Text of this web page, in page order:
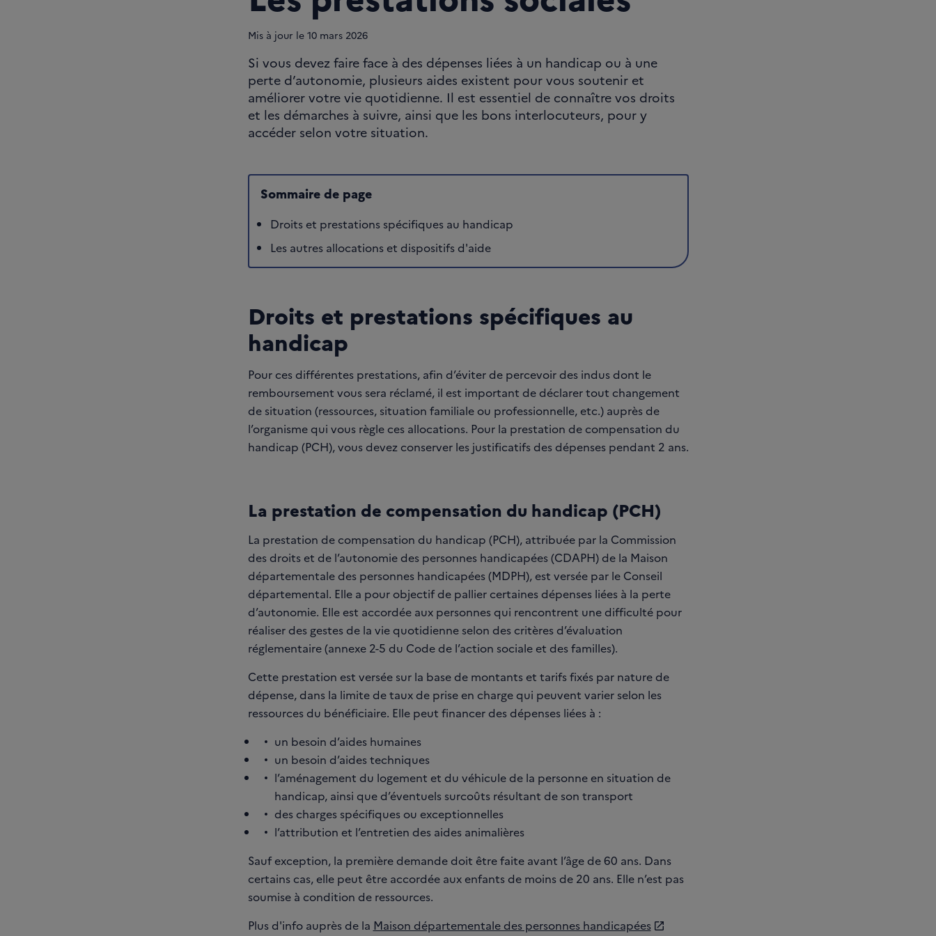
Mis à jour le 10mars 2026
Si vous devez faire face à des dépenses liées à un handicap ou à une
perte d’autonomie, plusieurs aides existent pour vous soutenir et
améliorer votre vie quotidienne. Il est essentiel de connaître vos droits
et les démarches à suivre, ainsi que les bons interlocuteurs, pour y
accéder selon votre situation.
Sommaire de page
Droits et prestations spécifiques au handicap
Les autres allocations et dispositifs d'aide
Droits et prestations spécifiques au
handicap
Pour ces différentes prestations, afin d’éviter de percevoir des indus dont le
remboursement vous sera réclamé, il est important de déclarer tout changement
de situation (ressources, situation familiale ou professionnelle, etc.) auprès de
l’organisme qui vous règle ces allocations. Pour la prestation de compensation du
handicap (PCH), vous devez conserver les justificatifs des dépenses pendant 2 ans.
La prestation de compensation du handicap (PCH)
La prestation de compensation du handicap (PCH), attribuée par la Commission
des droits et de l’autonomie des personnes handicapées (CDAPH) de la Maison
départementale des personnes handicapées (MDPH), est versée par le Conseil
départemental. Elle a pour objectif de pallier certaines dépenses liées à la perte
d’autonomie. Elle est accordée aux personnes qui rencontrent une difficulté pour
réaliser des gestes de la vie quotidienne selon des critères d’évaluation
réglementaire (annexe 2-5 du Code de l’action sociale et des familles).
Cette prestation est versée sur la base de montants et tarifs fixés par nature de
dépense, dans la limite de taux de prise en charge qui peuvent varier selon les
ressources du bénéficiaire. Elle peut financer des dépenses liées à :
un besoin d’aides humaines
un besoin d’aides techniques
l’aménagement du logement et du véhicule de la personne en situation de
handicap, ainsi que d’éventuels surcoûts résultant de son transport
des charges spécifiques ou exceptionnelles
l’attribution et l’entretien des aides animalières
Sauf exception, la première demande doit être faite avant l’âge de 60 ans. Dans
certains cas, elle peut être accordée aux enfants de moins de 20 ans. Elle n’est pas
soumise à condition de ressources.
Plus d'info auprès de la Maison départementale des personnes handicapées